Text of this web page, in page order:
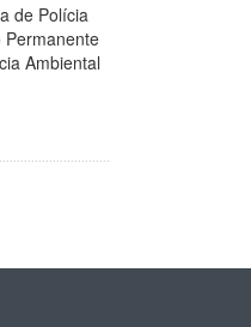
de Polícia
Ambiental